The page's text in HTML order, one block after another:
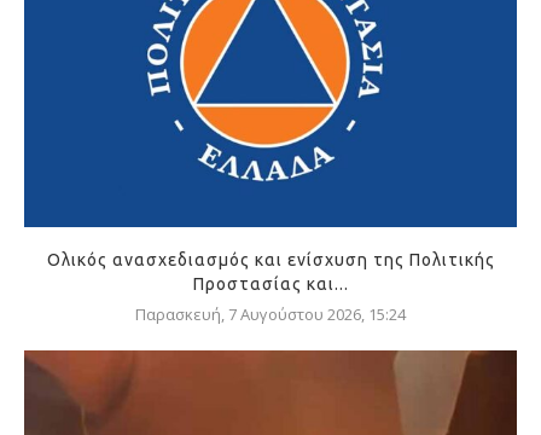
Ολικός ανασχεδιασμός και ενίσχυση της Πολιτικής
Προστασίας και...
Παρασκευή, 7 Αυγούστου 2026, 15:24